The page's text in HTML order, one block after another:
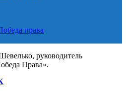
права
руководитель
Права».